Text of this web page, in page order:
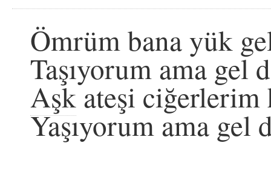
Ömrüm bana yük
Taşıyorum ama gel
Aşkateşi ciğerlerim
Yaşıyorum ama gel